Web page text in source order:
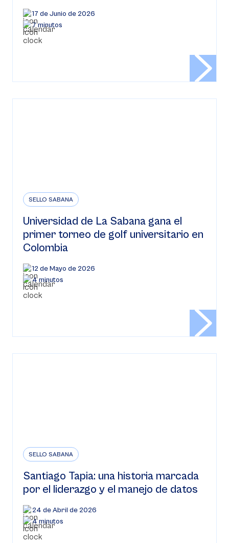
17 de Junio de 2026
7 minutos
SELLO SABANA
Universidad de La Sabana gana el
primer torneo de golf universitario en
Colombia
12 de Mayo de 2026
4 minutos
SELLO SABANA
Santiago Tapia: una historia marcada
por el liderazgo y el manejo de datos
24 de Abril de 2026
4 minutos